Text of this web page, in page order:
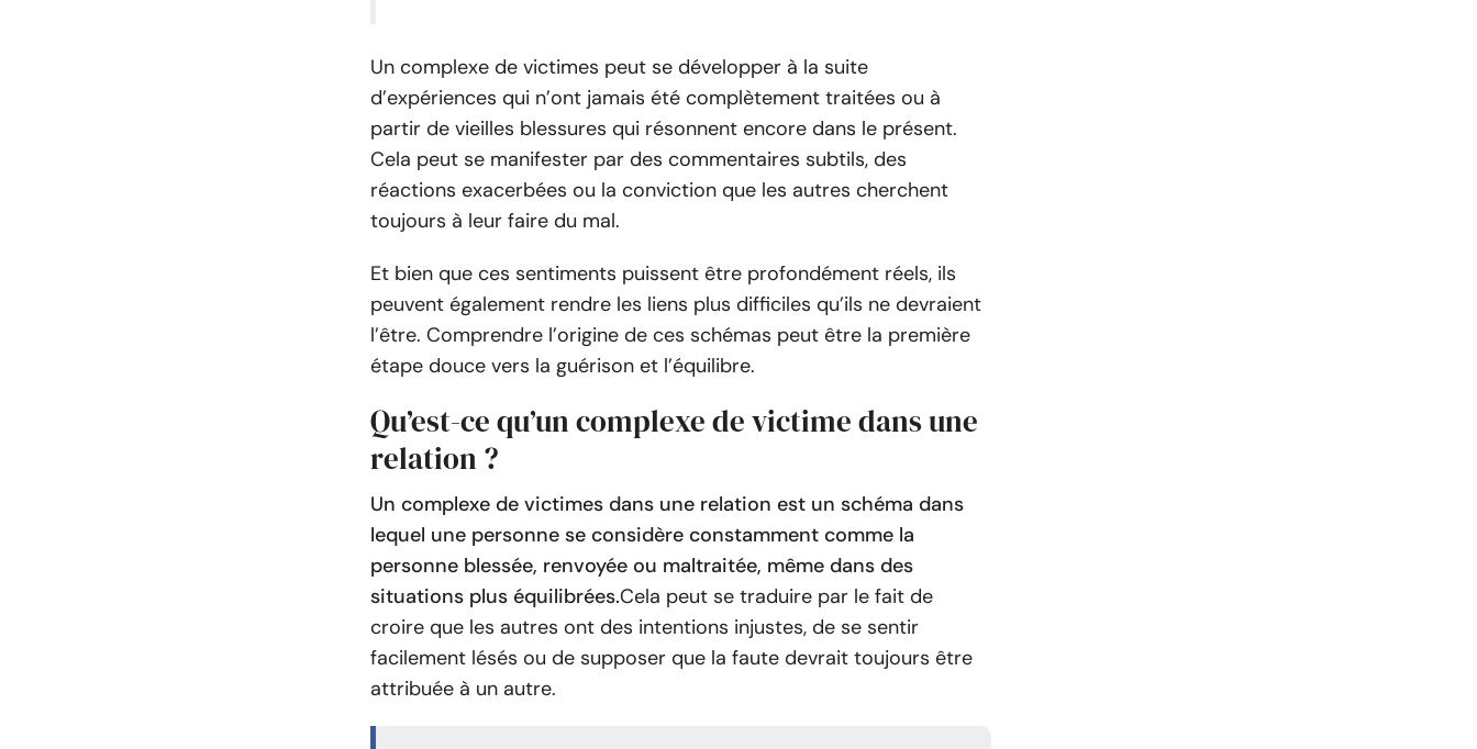
Un complexe de victimes peut se développer à la suite
d’expériences qui n’ont jamais été complètement traitées ou à
partir de vieilles blessures qui résonnent encore dans le présent.
Cela peut se manifester par des commentaires subtils, des
réactions exacerbées ou la conviction que les autres cherchent
toujours à leur faire du mal.
Et bien que ces sentiments puissent être profondément réels, ils
peuvent également rendre les liens plus difficiles qu’ils ne devraient
l’être. Comprendre l’origine de ces schémas peut être la première
étape douce vers la guérison et l’équilibre.
Qu’est-ce qu’un complexe de victime dans une
relation ?
Un complexe de victimes dans une relation est un schéma dans
lequel une personne se considère constamment comme la
personne blessée, renvoyée ou maltraitée, même dans des
situations plus équilibrées.Cela peut se traduire par le fait de
croire que les autres ont des intentions injustes, de se sentir
facilement lésés ou de supposer que la faute devrait toujours être
attribuée à un autre.